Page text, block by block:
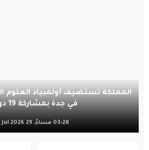
في جدة بمشاركة 19 دولة
03:28 مساءً, 29 Jul 2026